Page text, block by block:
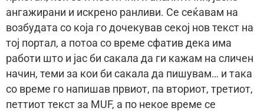
ангажирани и искрено ранливи. Се сеќавам на
возбудата со која го дочекував секој нов текст на
тој портал, а потоа со време сфатив дека има
работи што и јас би сакала да ги кажам на сличен
начин, теми за кои би сакала да пишувам… и така
со време го напишав првиот, па вториот, третиот,
петтиот текст за MUF, а по некое време се